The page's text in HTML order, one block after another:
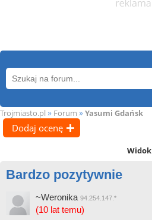
Trojmiasto.pl » Forum » Yasumi Gdańsk
Dodaj ocenę
Widok
Bardzo pozytywnie
~Weronika 94.254.147.*
(10 lat temu)